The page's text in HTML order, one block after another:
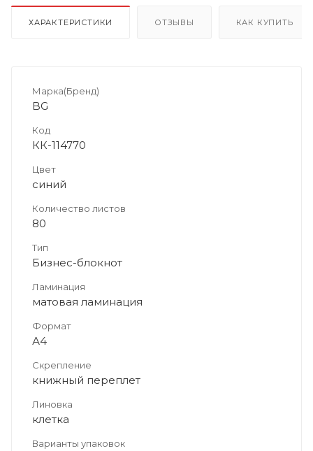
ХАРАКТЕРИСТИКИ ОТЗЫВЫ КАК КУПИТЬ
Марка(Бренд)
BG
Код
КК-114770
Цвет
синий
Количество листов
80
Тип
Бизнес-блокнот
Ламинация
матовая ламинация
Формат
А4
Скрепление
книжный переплет
Линовка
клетка
Варианты упаковок